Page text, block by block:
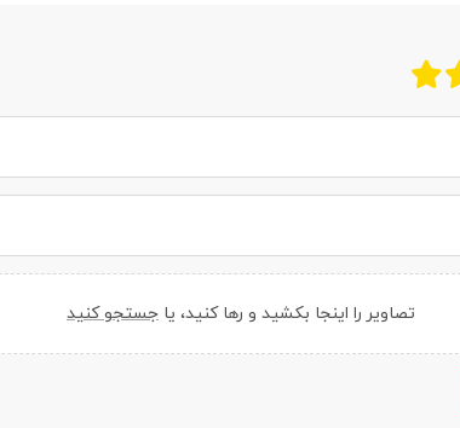
تصاویر را اینجا بکشید و رها کنید، یا جستجو کنید